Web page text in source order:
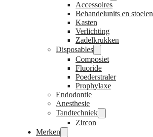
Accessoires
Behandelunits en stoelen
Kasten
Verlichting
Zadelkrukken
Disposables
Composiet
Fluoride
Poederstraler
Prophylaxe
Endodontie
Anesthesie
Tandtechniek
Zircon
Merken